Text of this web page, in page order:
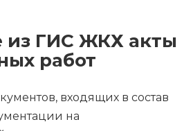
из ГИС ЖКХ акты
работ
входящих в состав
на